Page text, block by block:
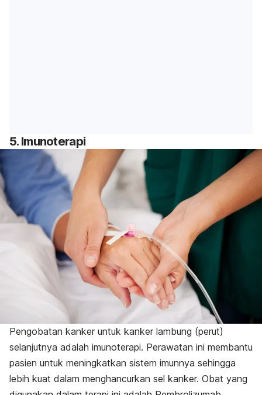
5. Imunoterapi
Pengobatan kanker untuk kanker lambung (perut)
selanjutnya adalah imunoterapi. Perawatan ini membantu
pasien untuk meningkatkan sistem imunnya sehingga
lebih kuat dalam menghancurkan sel kanker. Obat yang